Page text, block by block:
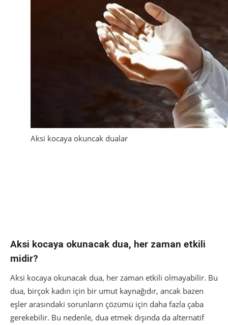
Aksi kocaya okuncak dualar
Aksi kocaya okunacak dua, her zaman etkili
midir?
Aksi kocaya okunacak dua, her zaman etkili olmayabilir. Bu
dua, birçok kadın için bir umut kaynağıdır, ancak bazen
eşler arasındaki sorunların çözümü için daha fazla çaba
gerekebilir. Bu nedenle, dua etmek dışında da alternatif